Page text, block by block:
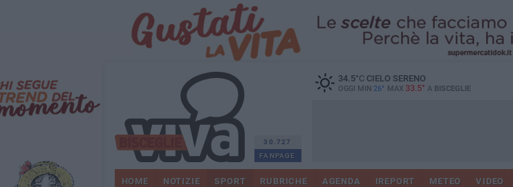
30.727
FANPAGE
34.5°CCIELO SERENO
OGGI MIN 26° MAX 33.5° A BISCEGLIE
HOME NOTIZIE SPORT RUBRICHE AGENDA IREPORT METEO VIDEO